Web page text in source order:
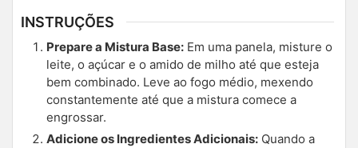
INSTRUÇÕES
Prepare a Mistura Base: Em uma panela, misture o
leite, o açúcar e o amido de milho até que esteja
bem combinado. Leve ao fogo médio, mexendo
constantemente até que a mistura comece a
engrossar.
Adicione os Ingredientes Adicionais: Quando a